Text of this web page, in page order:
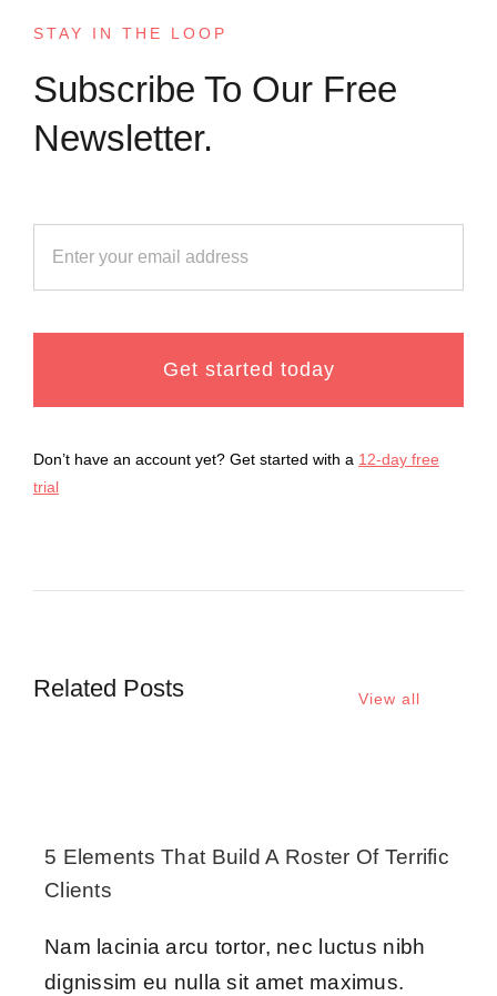
STAY IN THE LOOP
Subscribe To Our Free
Newsletter.
Get started today
Don’t have an account yet? Get started with a 12-day free
trial
Related Posts View all
5 Elements That Build A Roster Of Terrific
Clients
Nam lacinia arcu tortor, nec luctus nibh
dignissim eu nulla sit amet maximus.